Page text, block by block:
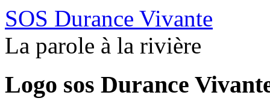
SOS Durance Vivante
La parole à la rivière
Logo sos Durance